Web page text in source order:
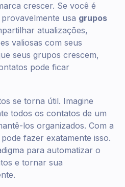
crescer. Se você é
usa grupos
atualizações,
valiosas com seus
seus grupos crescem,
pode ficar
se torna útil. Imagine
todos os contatos de um
los organizados. Com a
fazer exatamente isso.
para automatizar o
e tornar sua